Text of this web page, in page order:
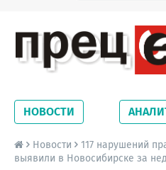
Новосибирской
новости на сайте
Precedent.
НОВОСТИ
Новости
117 нарушений
выявили в Новосибирске за